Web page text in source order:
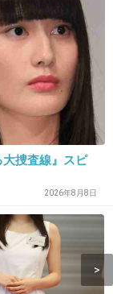
-84
捜査線』スピ
2026年8月8日